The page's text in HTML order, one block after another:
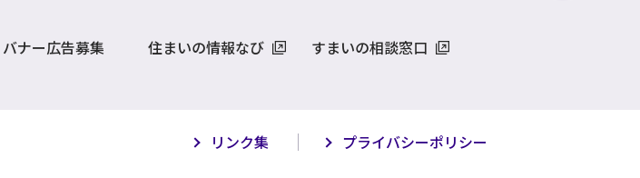
バナー広告募集 住まいの情報なび すまいの相談窓口
リンク集 プライバシーポリシー